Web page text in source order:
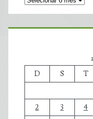
D
S T
2
3 4